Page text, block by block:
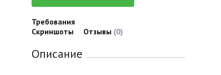
Требования
Скриншоты
Отзывы (0)
Описание